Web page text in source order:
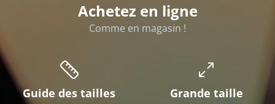
Achetez en ligne
Comme en magasin !
Guide des tailles Grande taille